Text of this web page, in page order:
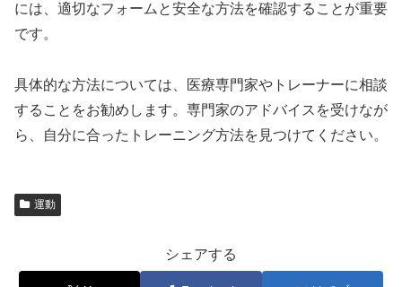
には、適切なフォームと安全な方法を確認することが重要
です。
具体的な方法については、医療専門家やトレーナーに相談
することをお勧めします。専門家のアドバイスを受けなが
ら、自分に合ったトレーニング方法を見つけてください。
運動
シェアする